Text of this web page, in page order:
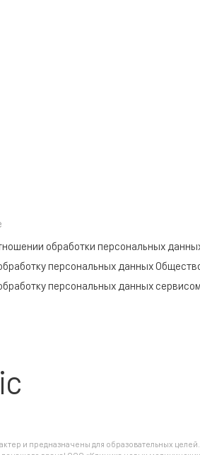
обработки персональных
персональных данных
персональных данных
и предназначены для образовательных